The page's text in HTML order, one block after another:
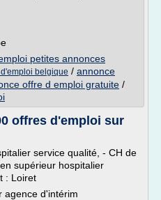
petites annonces
belgique / annonce
offre d emploi gratuite /
offres d'emploi sur
service qualité, - CH de
supérieur hospitalier
: Loiret
agence d'intérim